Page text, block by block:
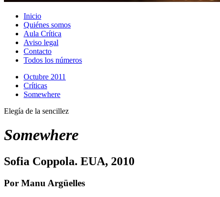
Inicio
Quiénes somos
Aula Crítica
Aviso legal
Contacto
Todos los números
Octubre 2011
Crí­ticas
Somewhere
Elegí­a de la sencillez
Somewhere
Sofia Coppola. EUA, 2010
Por Manu Argüelles